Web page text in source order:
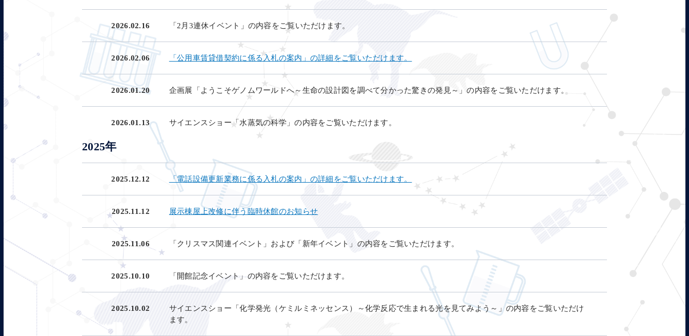
2026.02.16 「2月3連休イベント」の内容をご覧いただけます。
2026.02.06 「公用車賃貸借契約に係る入札の案内」の詳細をご覧いただけます。
2026.01.20 企画展「ようこそゲノムワールドへ～生命の設計図を調べて分かった驚きの発見～」の内容をご覧いただけます。
2026.01.13 サイエンスショー「水蒸気の科学」の内容をご覧いただけます。
2025年
2025.12.12 「電話設備更新業務に係る入札の案内」の詳細をご覧いただけます。
2025.11.12 展示棟屋上改修に伴う臨時休館のお知らせ
2025.11.06 「クリスマス関連イベント」および「新年イベント」の内容をご覧いただけます。
2025.10.10 「開館記念イベント」の内容をご覧いただけます。
2025.10.02
サイエンスショー「化学発光（ケミルミネッセンス）～化学反応で生まれる光を見てみよう～」の内容をご覧いただけ
ます。